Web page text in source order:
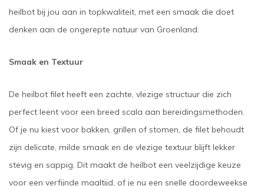
heilbot bij jou aan in topkwaliteit, met een smaak die doet
denken aan de ongerepte natuur van Groenland.
Smaak en Textuur
De heilbot filet heeft een zachte, vlezige structuur die zich
perfect leent voor een breed scala aan bereidingsmethoden.
Of je nu kiest voor bakken, grillen of stomen, de filet behoudt
zijn delicate, milde smaak en de vlezige textuur blijft lekker
stevig en sappig. Dit maakt de heilbot een veelzijdige keuze
voor een verfijnde maaltijd, of je nu een snelle doordeweekse